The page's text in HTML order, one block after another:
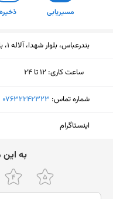
مسیریابی ذخیره
بندرعباس، بلوار شهدا، آلاله 1، بازار شهرداری بندرعباس (محله اوزیا)
ساعت کاری: ۱۲ تا ۲۴
شنبه (امروز)
چهارشنبه
شماره تماس: ‎07632242323
اینستاگرام
ﺑﻪ اﯾﻦ